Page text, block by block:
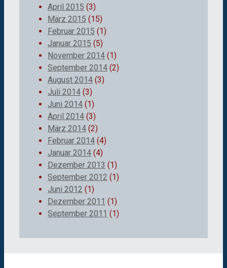
April 2015 (3)
März 2015 (15)
Februar 2015 (1)
Januar 2015 (5)
November 2014 (1)
September 2014 (2)
August 2014 (3)
Juli 2014 (3)
Juni 2014 (1)
April 2014 (3)
März 2014 (2)
Februar 2014 (4)
Januar 2014 (4)
Dezember 2013 (1)
September 2012 (1)
Juni 2012 (1)
Dezember 2011 (1)
September 2011 (1)